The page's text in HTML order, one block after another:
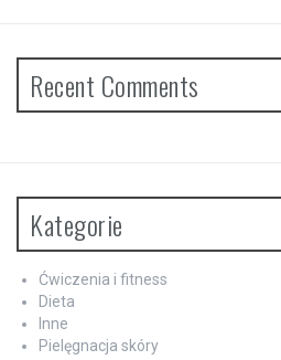
Recent Comments
Kategorie
Ćwiczenia i fitness
Dieta
Inne
Pielęgnacja skóry